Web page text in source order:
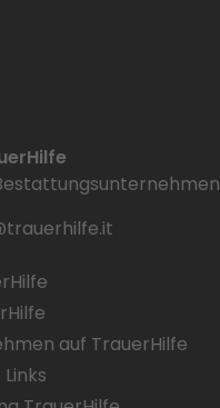
auf TrauerHilfe